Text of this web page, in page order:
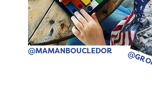
@MAMANBOUCLEDOR